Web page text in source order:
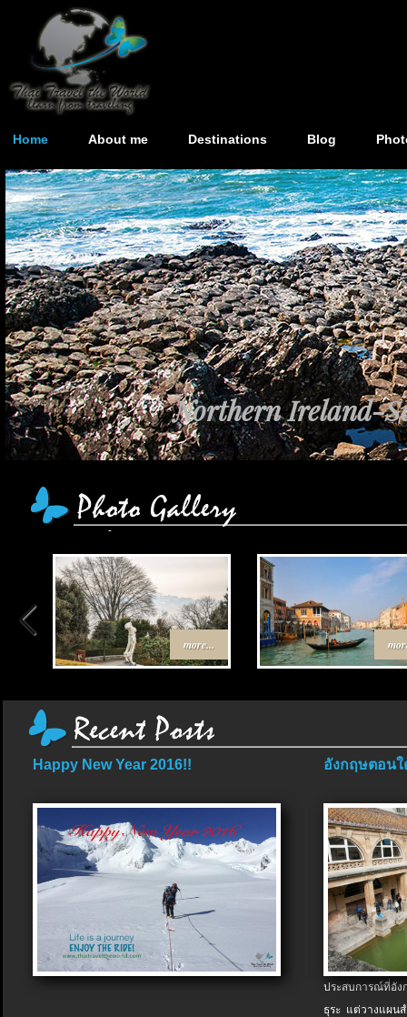
Home About me Destinations Blog
Northern Ireland-
more...
Happy New Year 2016!! อังกฤษตอนใ
ประสบการณ์ที่อัง
ธุระ แต่วางแผน